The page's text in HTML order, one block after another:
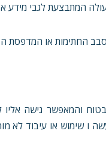
החתימות או המדפסת
והמאפשר גישה אליו
שימוש או עיבוד לא